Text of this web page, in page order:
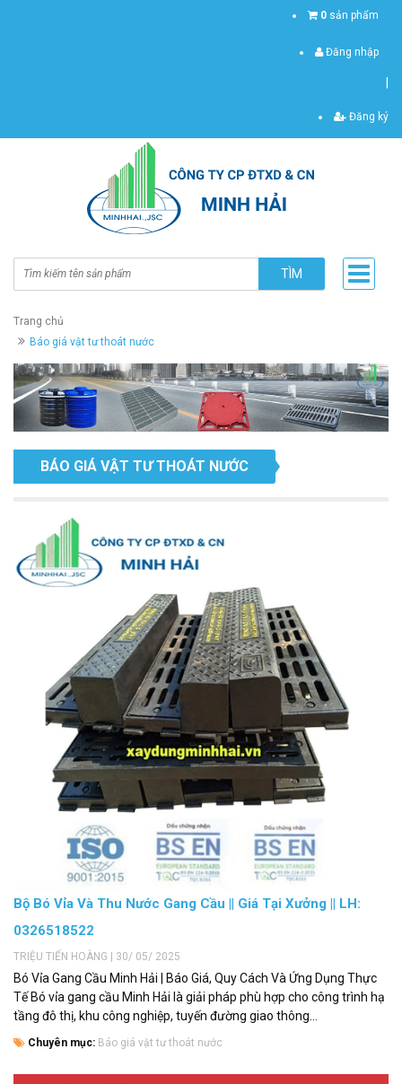
0 sản phẩm
Đăng nhập
Đăng ký
TÌM
Trang chủ
Báo giá vật tư thoát nước
BÁO GIÁ VẬT TƯ THOÁT NƯỚC
Bộ Bó Vỉa Và Thu Nước Gang Cầu || Giá Tại Xưởng || LH:
0326518522
TRIỆU TIẾN HOÀNG | 30/ 05/ 2025
Bó Vỉa Gang Cầu Minh Hải | Báo Giá, Quy Cách Và Ứng Dụng Thực
Tế Bó vỉa gang cầu Minh Hải là giải pháp phù hợp cho công trình hạ
tầng đô thị, khu công nghiệp, tuyến đường giao thông...
Chuyên mục: Báo giá vật tư thoát nước